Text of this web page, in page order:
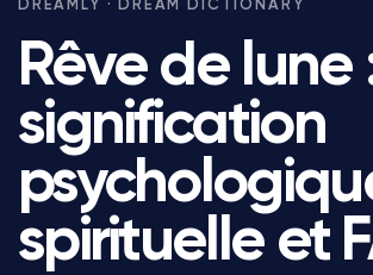
Rêve de lune
signification
spirituelle et